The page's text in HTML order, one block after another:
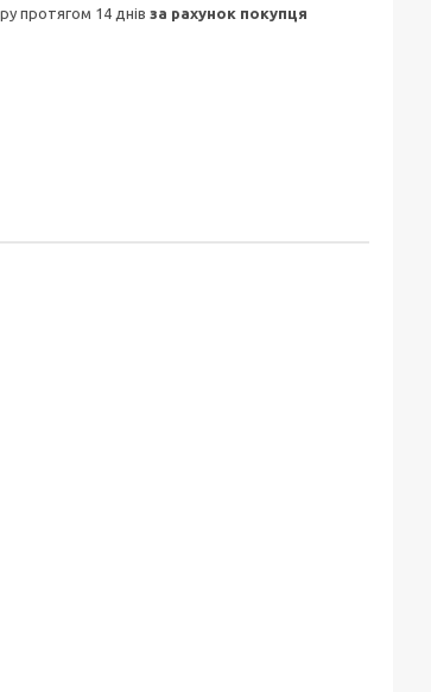
протягом 14 днів за рахунок покупця